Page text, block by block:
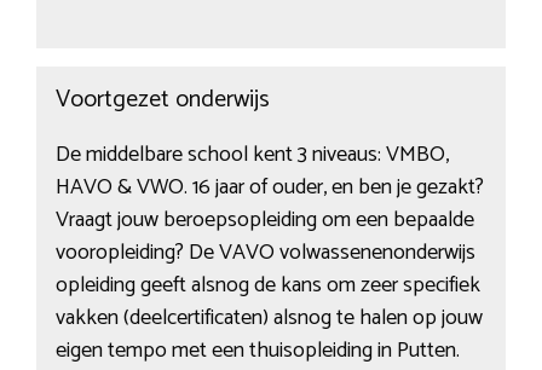
Voortgezet onderwijs
De middelbare school kent 3 niveaus: VMBO,
HAVO & VWO. 16 jaar of ouder, en ben je gezakt?
Vraagt jouw beroepsopleiding om een bepaalde
vooropleiding? De VAVO volwassenenonderwijs
opleiding geeft alsnog de kans om zeer specifiek
vakken (deelcertificaten) alsnog te halen op jouw
eigen tempo met een thuisopleiding in Putten.